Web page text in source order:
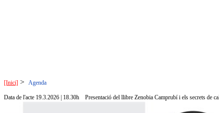
[Inici] > Agenda
Data de l'acte 19.3.2026 | 18.30h Presentació del llibre Zenobia Camprubí i els secrets de